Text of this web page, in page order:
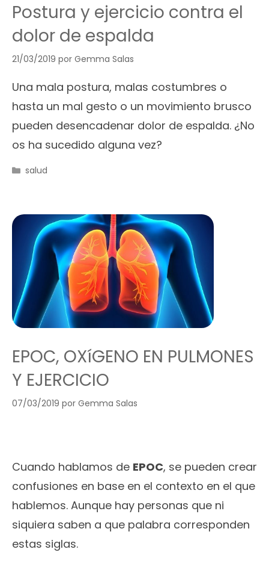
Postura y ejercicio contra el
dolor de espalda
21/03/2019 por Gemma Salas
Una mala postura, malas costumbres o
hasta un mal gesto o un movimiento brusco
pueden desencadenar dolor de espalda. ¿No
os ha sucedido alguna vez?
Categorías
salud
EPOC, OXíGENO EN PULMONES
Y EJERCICIO
07/03/2019 por Gemma Salas
Cuando hablamos de EPOC, se pueden crear
confusiones en base en el contexto en el que
hablemos. Aunque hay personas que ni
siquiera saben a que palabra corresponden
estas siglas.